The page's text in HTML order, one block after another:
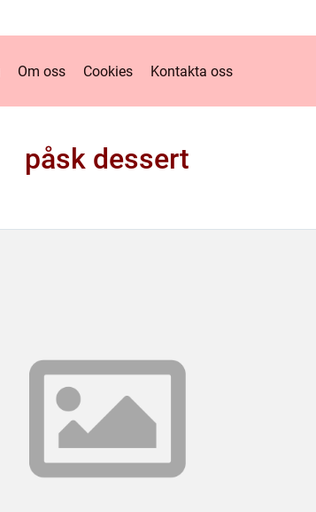
Om oss Cookies Kontakta oss
påsk dessert